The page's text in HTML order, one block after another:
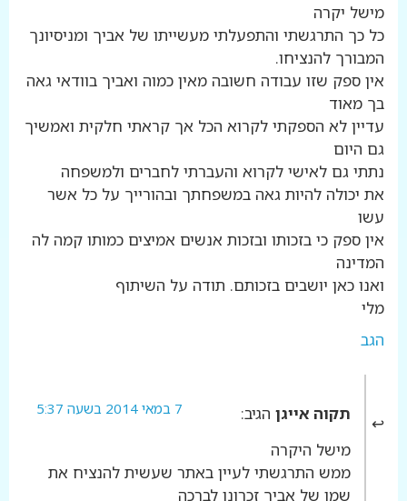
מישל יקרה
כל כך התרגשתי והתפעלתי מעשייתו של אביך ומניסיונך
המבורך להנציחו.
אין ספק שזו עבודה חשובה מאין כמוה ואביך בוודאי גאה
בך מאוד
עדיין לא הספקתי לקרוא הכל אך קראתי חלקית ואמשיך
גם היום
נתתי גם לאישי לקרוא והעברתי לחברים ולמשפחה
את יכולה להיות גאה במשפחתך ובהורייך על כל אשר
עשו
אין ספק כי בזכותו ובזכות אנשים אמיצים כמותו קמה לה
המדינה
ואנו כאן יושבים בזכותם. תודה על השיתוף
מלי
הגב
תקוה אייגן הגיב: 7 במאי 2014 בשעה 5:37
מישל היקרה
ממש התרגשתי לעיין באתר שעשית להנציח את
שמו של אביך זכרונו לברכה